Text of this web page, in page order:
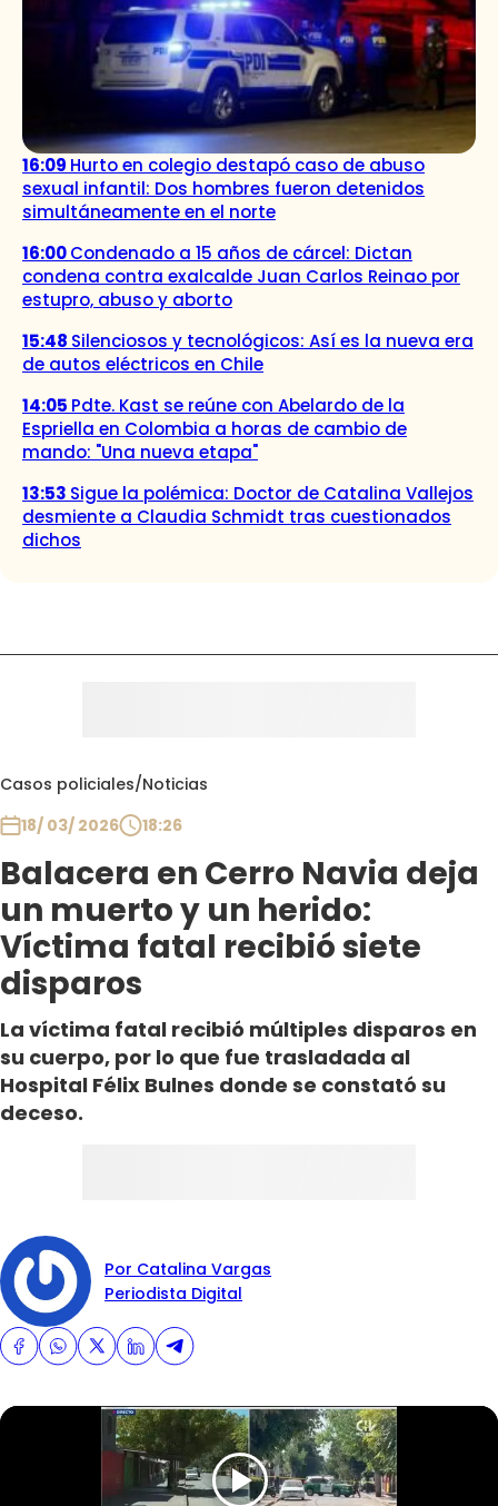
16:09 Hurto en colegio destapó caso de abuso
sexual infantil: Dos hombres fueron detenidos
simultáneamente en el norte
16:00Condenado a 15 años de cárcel: Dictan
condena contra exalcalde Juan Carlos Reinao por
estupro, abuso y aborto
15:48 Silenciosos y tecnológicos: Así es la nueva era
de autos eléctricos en Chile
14:05 Pdte. Kast se reúne con Abelardo de la
Espriella en Colombia a horas de cambio de
mando: "Una nueva etapa"
13:53 Sigue la polémica: Doctor de Catalina Vallejos
desmiente a Claudia Schmidt tras cuestionados
dichos
Casos policiales/Noticias
18/ 03/ 2026
18:26
Balacera en Cerro Navia deja
un muerto y un herido:
Víctima fatal recibió siete
disparos
La víctima fatal recibió múltiples disparos en
su cuerpo, por lo que fue trasladada al
Hospital Félix Bulnes donde se constató su
deceso.
Por Catalina Vargas
Periodista Digital